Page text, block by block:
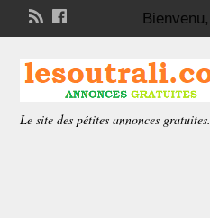
Bienvenu,
Le site des pétites annonces gratuites.